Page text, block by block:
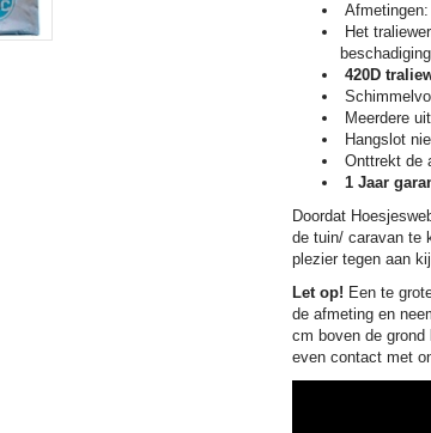
Afmetingen:
Het
beschadiging
420D
Meerdere
Hangslot
Onttrekt de
1 Jaar
Doordat
de tuin/ caravan te
plezier tegen aan
Let op! Een te
de afmeting en
cm boven de
even contact met